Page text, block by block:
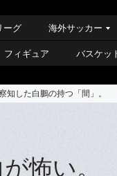
ーグ 海外サッカー
フィギュア バスケッ
知した白鵬の持つ「間」。
怖い。